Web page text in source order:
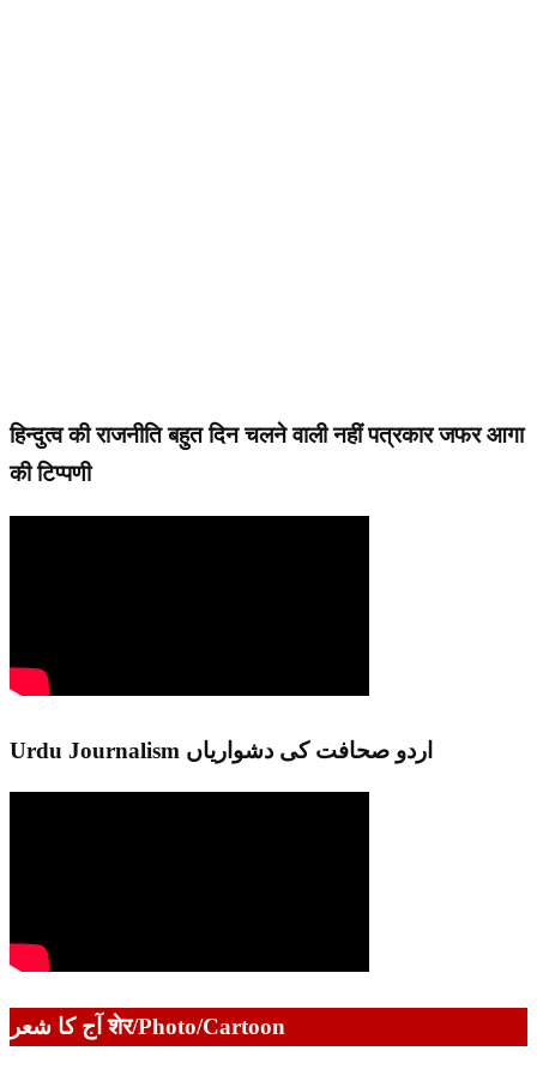
हिन्दुत्व की राजनीति बहुत दिन चलने वाली नहीं पत्रकार जफर आगा
की टिप्पणी
Urdu Journalism اردو صحافت کی دشواریاں
آج کا شعر शेर/Photo/Cartoon